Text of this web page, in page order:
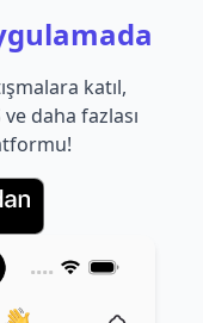
katıl,
daha fazlası